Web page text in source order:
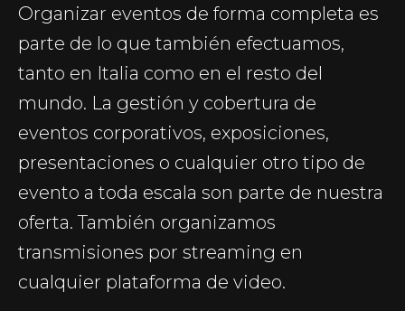
Organizar eventos de forma completa es
parte de lo que también efectuamos,
tanto en Italia como en el resto del
mundo. La gestión y cobertura de
eventos corporativos, exposiciones,
presentaciones o cualquier otro tipo de
evento a toda escala son parte de nuestra
oferta. También organizamos
transmisiones por streaming en
cualquier plataforma de video.